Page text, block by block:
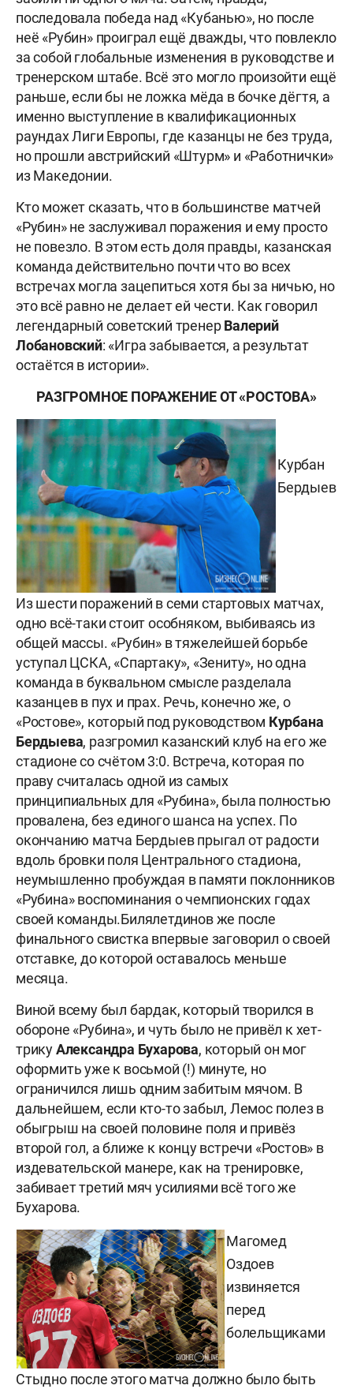
последовала победа над «Кубанью», но после
неё «Рубин» проиграл ещё дважды, что повлекло
за собой глобальные изменения в руководстве и
тренерском штабе. Всё это могло произойти ещё
раньше, если бы не ложка мёда в бочке дёгтя, а
именно выступление в квалификационных
раундах Лиги Европы, где казанцы не без труда,
но прошли австрийский «Штурм» и «Работнички»
из Македонии.
Кто может сказать, что в большинстве матчей
«Рубин» не заслуживал поражения и ему просто
не повезло. В этом есть доля правды, казанская
команда действительно почти что во всех
встречах могла зацепиться хотя бы за ничью, но
это всё равно не делает ей чести. Как говорил
легендарный советский тренерВалерий
Лобановский: «Игра забывается, а результат
остаётся в истории».
РАЗГРОМНОЕ ПОРАЖЕНИЕ ОТ «РОСТОВА»
Курбан
Бердыев
Из шести поражений в семи стартовых матчах,
одно всё-таки стоит особняком, выбиваясь из
общей массы. «Рубин» в тяжелейшей борьбе
уступал ЦСКА, «Спартаку», «Зениту», но одна
команда в буквальном смысле разделала
казанцев в пух и прах. Речь, конечно же, о
«Ростове», который под руководством Курбана
Бердыева, разгромил казанский клуб на его же
стадионе со счётом 3:0. Встреча, которая по
праву считалась одной из самых
принципиальных для «Рубина», была полностью
провалена, без единого шанса на успех. По
окончанию матча Бердыев прыгал от радости
вдоль бровки поля Центрального стадиона,
неумышленно пробуждая в памяти поклонников
«Рубина» воспоминания о чемпионских годах
своей команды.Билялетдинов же после
финального свистка впервые заговорил о своей
отставке, до которой оставалось меньше
месяца.
Виной всему был бардак, который творился в
обороне «Рубина», и чуть было не привёл к хет-
трикуАлександра Бухарова, который он мог
оформить уже к восьмой (!) минуте, но
ограничился лишь одним забитым мячом. В
дальнейшем, если кто-то забыл, Лемос полез в
обыгрыш на своей половине поля и привёз
второй гол, а ближе к концу встречи «Ростов» в
издевательской манере, как на тренировке,
забивает третий мяч усилиями всё того же
Бухарова.
Магомед
Оздоев
извиняется
перед
болельщиками
Стыдно после этого матча должно было быть